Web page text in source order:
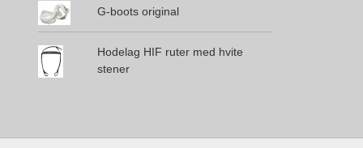
G-boots original
Hodelag HIF ruter med hvite
stener